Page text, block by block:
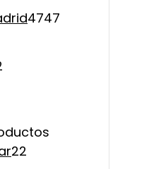
4747
22